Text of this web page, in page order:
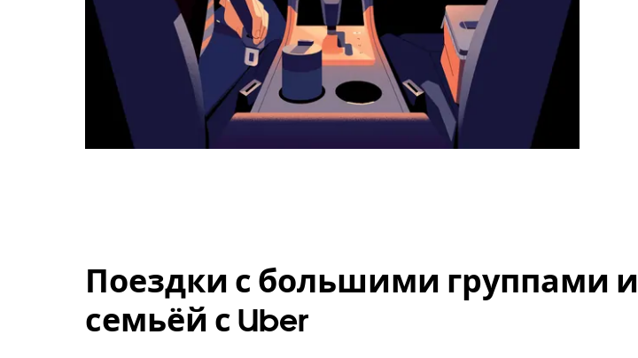
Поездки с большими группами и
семьёй с Uber